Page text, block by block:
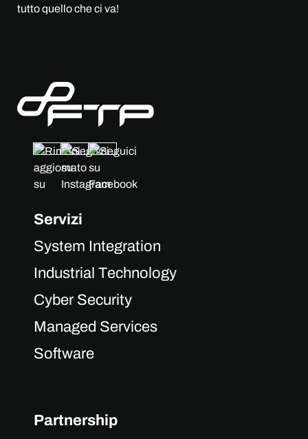
tutto quello che ci va!
Servizi
System Integration
Industrial Technology
Cyber Security
Managed Services
Software
Partnership